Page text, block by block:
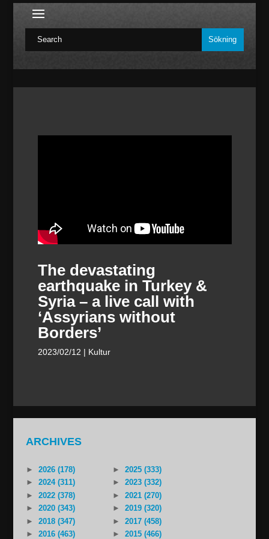
The devastating
earthquake in Turkey &
Syria – a live call with
‘Assyrians without
Borders’
2023/02/12 | Kultur
ARCHIVES
► 2026 (178) ►
2025 (333)
►
2024 (311) ►
2023 (332)
►
2022 (378) ►
2021 (270)
►
2020 (343) ►
2019 (320)
►
2018 (347) ►
2017 (458)
►
2016 (463) ► 2015 (466)